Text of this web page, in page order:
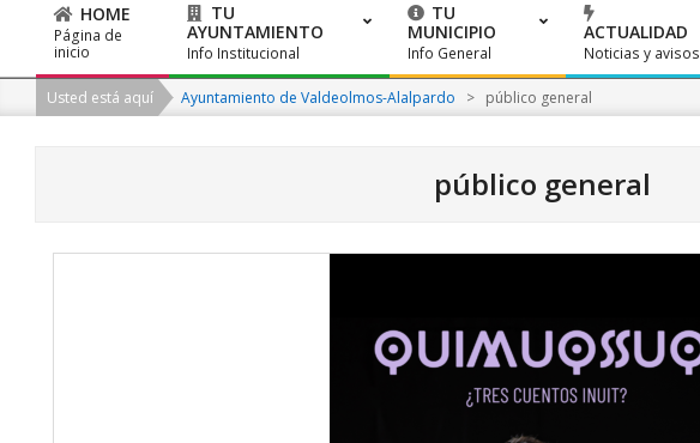
Primary
Navigation
Menu
HOME
Página de
inicio
TU
AYUNTAMIENTO
Info Institucional
TU
MUNICIPIO
Info General
ACTUALIDAD
Noticias y avisos
Usted está aquí Ayuntamiento de Valdeolmos-Alalpardo > público general
público general